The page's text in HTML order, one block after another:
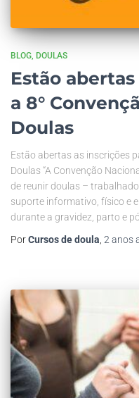
BLOG DOULAS
Estão
a 8°
Doulas
Estão abertas as inscrições
Doulas “A Convenção
de reunir doulas –
suporte informativo, físico e
durante a gravidez, parto e
PorCursos de doula 2 anos